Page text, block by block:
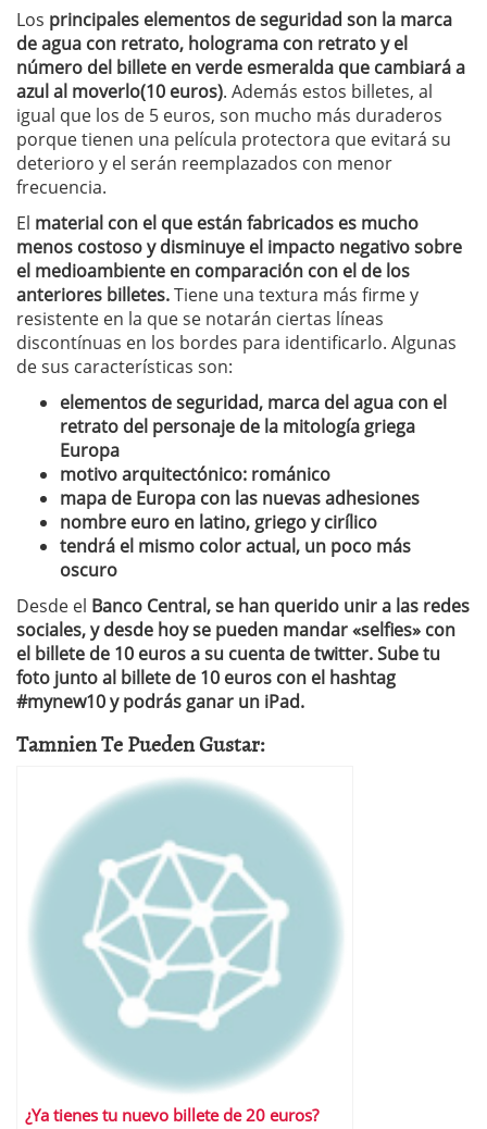
Los principales elementos de seguridad son la marca
de agua con retrato, holograma con retrato y el
número del billete en verde esmeralda que cambiará a
azul al moverlo(10 euros). Además estos billetes, al
igual que los de 5 euros, son mucho más duraderos
porque tienen una película protectora que evitará su
deterioro y el serán reemplazados con menor
frecuencia.
El material con el que están fabricados es mucho
menos costoso y disminuye el impacto negativo sobre
el medioambiente en comparación con el de los
anteriores billetes.Tiene una textura más firme y
resistente en la que se notarán ciertas líneas
discontínuas en los bordes para identificarlo. Algunas
de sus características son:
elementos de seguridad, marca del agua con el
retrato del personaje de la mitología griega
Europa
motivo arquitectónico: románico
mapa de Europa con las nuevas adhesiones
nombre euro en latino, griego y cirílico
tendrá el mismo color actual, un poco más
oscuro
Desde el Banco Central, se han querido unir a las redes
sociales, y desde hoy se pueden mandar «selfies» con
el billete de 10 euros a su cuenta de twitter. Sube tu
foto junto al billete de 10 euros con el hashtag
#mynew10 y podrás ganar un iPad.
Tamnien Te Pueden Gustar:
¿Ya tienes tu nuevo billete de 20 euros?